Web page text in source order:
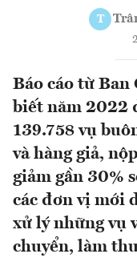
T
Báo cáo từ Ban
biết năm 2022
139.758 vụ
và hàng giả,
giảm gần 30%
các đơn vị mới
xử lý những vụ
chuyển, làm